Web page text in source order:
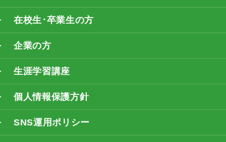
在校生･卒業生の方
企業の方
生涯学習講座
個人情報保護方針
SNS運用ポリシー